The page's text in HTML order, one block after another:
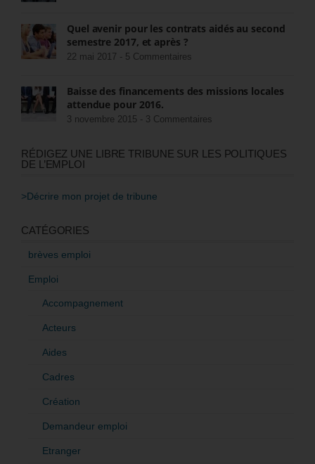
Quel avenir pour les contrats aidés au second
semestre 2017, et après ?
22 mai 2017 - 5 Commentaires
Baisse des financements des missions locales
attendue pour 2016.
3 novembre 2015 - 3 Commentaires
RÉDIGEZ UNE LIBRE TRIBUNE SUR LES POLITIQUES
DE L’EMPLOI
>Décrire mon projet de tribune
CATÉGORIES
brèves emploi
Emploi
Accompagnement
Acteurs
Aides
Cadres
Création
Demandeur emploi
Etranger